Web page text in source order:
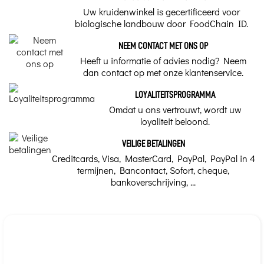
Traditioneel gebruik
1 tot 6 capsule(s) per dag. Innemen met een glas water.
Waarschuwing(en)
Geen langdurig gebruik zonder medisch advies bij
behandeling met coumarine-type anticoagulantia. Enkel
op medisch advies bij doorbloedingsstoornissen en
nierstenen.
Capsule - Oorsprong
Groente
een hoog vitamine D-gehalte
profiteren van een langzamer
verouderingsproces.
Uw kruidenwinkel is gecertificeerd voor
biologische landbouw door FoodChain ID.
NEEM CONTACT MET ONS OP
Heeft u informatie of advies nodig? Neem
dan contact op met onze klantenservice.
LOYALITEITSPROGRAMMA
Omdat u ons vertrouwt, wordt uw
loyaliteit beloond.
VEILIGE BETALINGEN
Creditcards, Visa, MasterCard, PayPal, PayPal in 4
termijnen, Bancontact, Sofort, cheque,
bankoverschrijving, ...